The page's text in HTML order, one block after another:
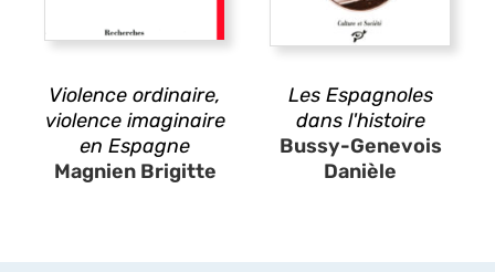
Violence ordinaire,
violence imaginaire
en Espagne
Magnien Brigitte
Les Espagnoles
dans l'histoire
Bussy-Genevois
Danièle